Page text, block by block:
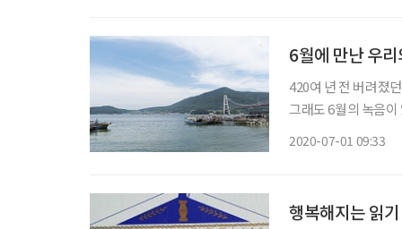
6월에 만난 우
420여 년 전 버려졌
그래도 6월의 녹음
2020-07-01 09:33
행복해지는 읽